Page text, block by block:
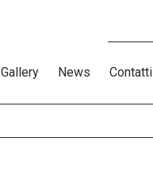
Gallery News Contatti